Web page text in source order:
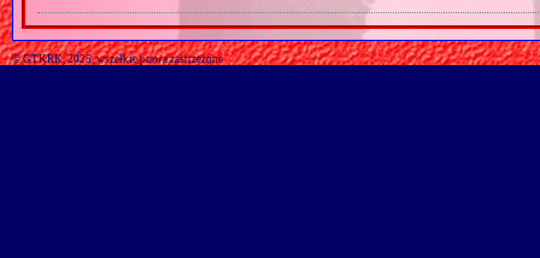
© GTKRK, 2025, wszelkie prawa zastrzeżone